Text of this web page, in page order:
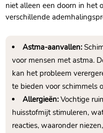
niet alleen een doorn in het
verschillende
Astma-aanvallen:
voor mensen met astma.
kan het probleem
te bieden voor schimmels
Allergieën:Vochtige
huisstofmijt stimuleren,
reacties, waaronder